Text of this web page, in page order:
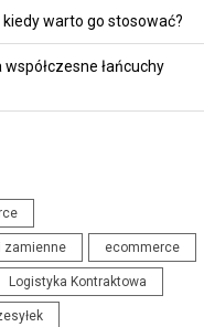
warto go stosować?
łańcuchy
zamienne ecommerce
Logistyka Kontraktowa